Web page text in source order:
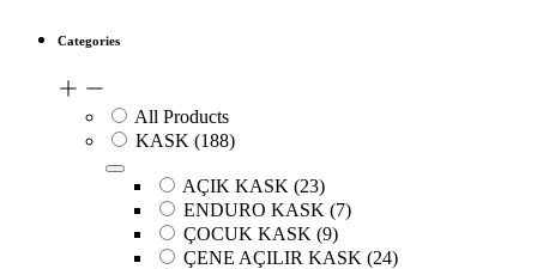
Categories
All Products
KASK (188)
AÇIK KASK (23)
ENDURO KASK (7)
ÇOCUK KASK (9)
ÇENE AÇILIR KASK (24)